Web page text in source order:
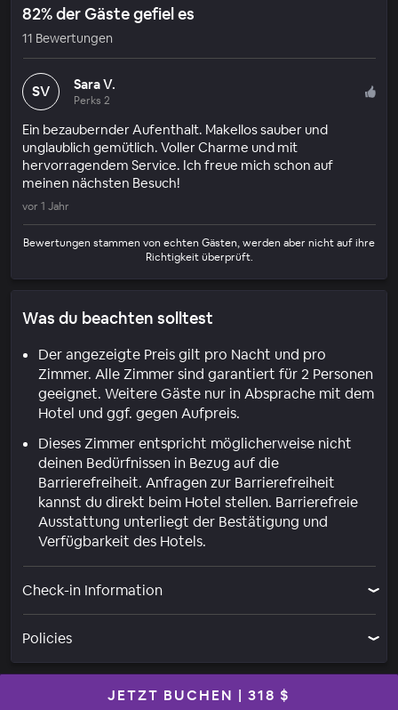
82% der Gäste gefiel es
11 Bewertungen
SV Sara V.
Perks 2
Ein bezaubernder Aufenthalt. Makellos sauber und
unglaublich gemütlich. Voller Charme und mit
hervorragendem Service. Ich freue mich schon auf
meinen nächsten Besuch!
vor 1 Jahr
Bewertungen stammen von echten Gästen, werden aber nicht auf ihre
Richtigkeit überprüft.
Was du beachten solltest
Der angezeigte Preis gilt pro Nacht und pro
Zimmer. Alle Zimmer sind garantiert für 2 Personen
geeignet. Weitere Gäste nur in Absprache mit dem
Hotel und ggf. gegen Aufpreis.
Dieses Zimmer entspricht möglicherweise nicht
deinen Bedürfnissen in Bezug auf die
Barrierefreiheit. Anfragen zur Barrierefreiheit
kannst du direkt beim Hotel stellen. Barrierefreie
Ausstattung unterliegt der Bestätigung und
Verfügbarkeit des Hotels.
Check-in Information
Policies
JETZT BUCHEN | 318 $